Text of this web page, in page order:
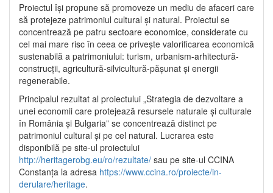
Proiectul își propune să promoveze un mediu de afaceri care
să protejeze patrimoniul cultural și natural. Proiectul se
concentrează pe patru sectoare economice, considerate cu
cel mai mare risc în ceea ce privește valorificarea economică
sustenabilă a patrimoniului: turism, urbanism-arhitectură-
construcții, agricultură-silvicultură-pășunat și energii
regenerabile.
Principalul rezultat al proiectului „Strategia de dezvoltare a
unei economii care protejează resursele naturale și culturale
în România și Bulgaria” se concentrează distinct pe
patrimoniul cultural și pe cel natural. Lucrarea este
disponibilă pe site-ul proiectului
http://heritagerobg.eu/ro/rezultate/ sau pe site-ul CCINA
Constanța la adresa https://www.ccina.ro/proiecte/in-
derulare/heritage.